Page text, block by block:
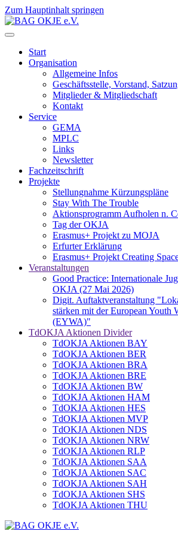
Zum Hauptinhalt springen
Start
Organisation
Allgemeine Infos
Geschäftsstelle, Vorstand,
Mitglieder & Mitgliedschaft
Kontakt
Service
GEMA
MPLC
Links
Newsletter
Fachzeitschrift
Projekte
Stellungnahme Kürzungspläne
Stay With The Trouble
Aktionsprogramm Aufholen n.
Tag der OKJA
Erasmus+ Projekt zu MOJA
Erfurter Erklärung
Erasmus+ Projekt Creating
Veranstaltungen
Good Practice: Internationale
OKJA (27 Mai 2026)
Digit. Auftaktveranstaltung
stärken mit der European Youth
(EYWA)"
TdOKJA Aktionen Divider
TdOKJA Aktionen BAY
TdOKJA Aktionen BER
TdOKJA Aktionen BRA
TdOKJA Aktionen BRE
TdOKJA Aktionen BW
TdOKJA Aktionen HAM
TdOKJA Aktionen HES
TdOKJA Aktionen MVP
TdOKJA Aktionen NDS
TdOKJA Aktionen NRW
TdOKJA Aktionen RLP
TdOKJA Aktionen SAA
TdOKJA Aktionen SAC
TdOKJA Aktionen SAH
TdOKJA Aktionen SHS
TdOKJA Aktionen THU